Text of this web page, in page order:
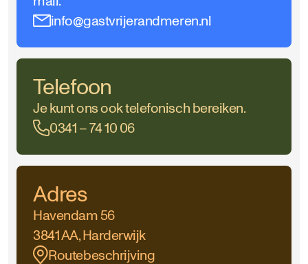
info@gastvrijerandmeren.nl
Telefoon
Je kunt ons ook telefonisch bereiken.
0341 – 74 10 06
Adres
Havendam 56
3841 AA, Harderwijk
Routebeschrijving